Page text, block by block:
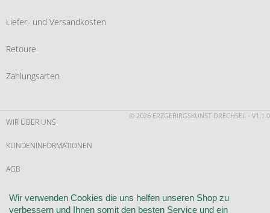
Liefer- und Versandkosten
Retoure
Zahlungsarten
© 2026 ERZGEBIRGSKUNST DRECHSEL - V1.1.0
WIR ÜBER UNS
KUNDENINFORMATIONEN
AGB
WIDERRUF
Wir verwenden Cookies die uns helfen unseren Shop zu
verbessern und Ihnen somit den besten Service und ein